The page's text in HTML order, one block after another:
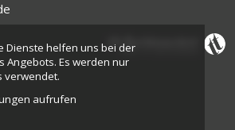
Dienste helfen uns bei der
Angebots. Es werden nur
verwendet.
aufrufen